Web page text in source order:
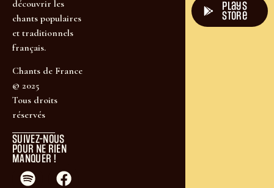
découvrir les
chants populaires
et traditionnels
français.
Chants de France
© 2025
Tous droits
réservés
SUIVEZ-NOUS
POUR NE RIEN
MANQUER !
plays
store